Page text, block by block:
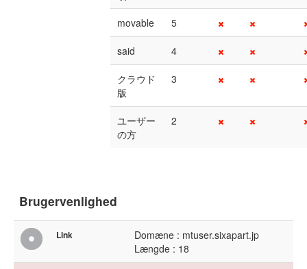
movable 5
said 4
クラウド
版
3
ユーザー
の方
2
Brugervenlighed
Link
Domæne : mtuser.sixapart.jp
Længde : 18